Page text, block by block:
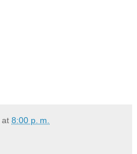
at 8:00 p. m.